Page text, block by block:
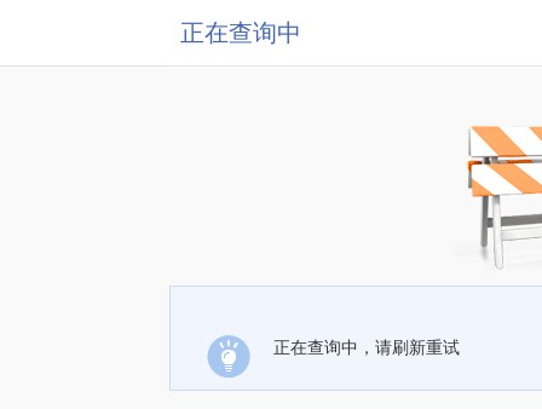
正在查询中
正在查询中，请刷新重试